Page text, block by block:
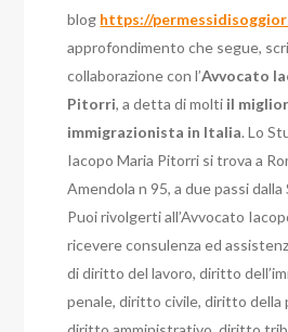
blog https://
approfondimento che segue,
collaborazione con l’Avvocato
Pitorri, a detta di molti il
immigrazionista in Italia. Lo
Iacopo Maria Pitorri si trova a
Amendola n 95, a due passi
Puoi rivolgerti all’Avvocato
ricevere consulenza ed
di diritto del lavoro, diritto
penale, diritto civile, diritto della